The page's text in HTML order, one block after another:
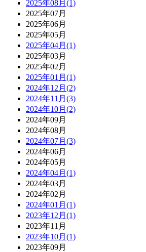
2025年08月(1)
2025年07月
2025年06月
2025年05月
2025年04月(1)
2025年03月
2025年02月
2025年01月(1)
2024年12月(2)
2024年11月(3)
2024年10月(2)
2024年09月
2024年08月
2024年07月(3)
2024年06月
2024年05月
2024年04月(1)
2024年03月
2024年02月
2024年01月(1)
2023年12月(1)
2023年11月
2023年10月(1)
2023年09月